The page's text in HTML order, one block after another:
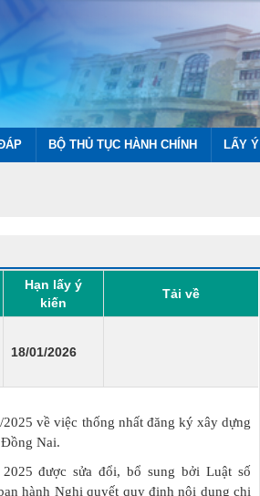
BỘ THỦ TỤC HÀNH CHÍNH LẤY
Hạn lấy ý
kiến
Tải về
18/01/2026
về việc thống nhất đăng ký xây dựng
Nai.
được sửa đổi, bổ sung bởi Luật số
hành Nghị quyết quy định nội dung chi